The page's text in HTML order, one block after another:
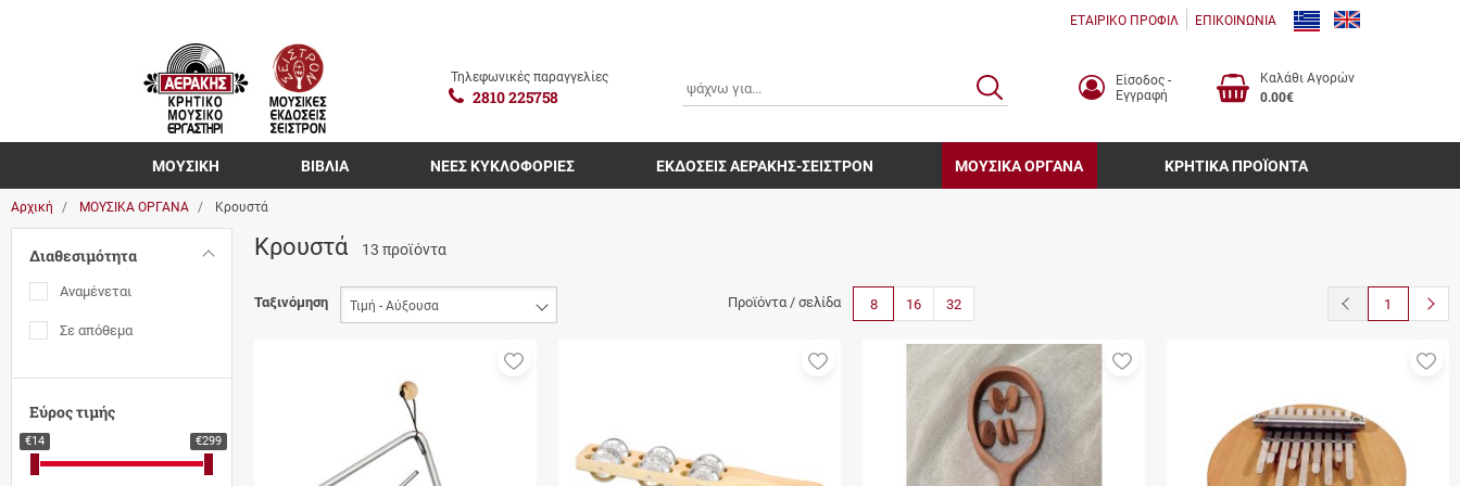
ΕΤΑΙΡΙΚΟ ΠΡΟΦΙΛ ΕΠΙΚΟΙΝΩΝΙΑ
Τηλεφωνικές παραγγελίες
2810 225758
ΑΝΑΖΗΤΗΣΗ
Είσοδος -
Εγγραφή
Καλάθι Αγορών
0.00€
ΜΟΥΣΙΚΗ ΒΙΒΛΙΑ ΝΕΕΣ ΚΥΚΛΟΦΟΡΙΕΣ ΕΚΔΟΣΕΙΣ ΑΕΡΑΚΗΣ-ΣΕΙΣΤΡΟΝ ΜΟΥΣΙΚΑ ΟΡΓΑΝΑ ΚΡΗΤΙΚΑ ΠΡΟΪΟΝΤΑ
Αρχική ΜΟΥΣΙΚΑ ΟΡΓΑΝΑ Κρουστά
Διαθεσιμότητα
Αναμένεται
Σε απόθεμα
Εύρος τιμής
€14 €299
Κρουστά 13 προϊόντα
Ταξινόμηση Προϊόντα / σελίδα 8 16 32 button.prev
1
Προσθήκη
Προσθήκη
Προσθήκη